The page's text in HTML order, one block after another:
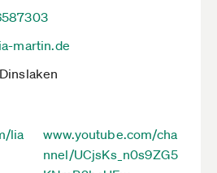
martin.de
lia
www.youtube.com/cha
nnel/UCjsKs_n0s9ZG5